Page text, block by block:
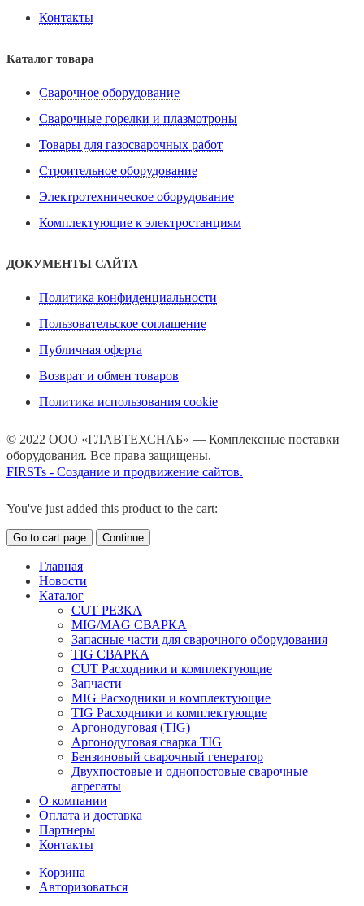
Контакты
Каталог товара
Сварочное оборудование
Сварочные горелки и плазмотроны
Товары для газосварочных работ
Строительное оборудование
Электротехническое оборудование
Комплектующие к электростанциям
ДОКУМЕНТЫ САЙТА
Политика конфиденциальности
Пользовательское соглашение
Публичная оферта
Возврат и обмен товаров
Политика использования cookie
© 2022 ООО «ГЛАВТЕХСНАБ» — Комплексные поставки
оборудования. Все права защищены.
FIRSTs - Создание и продвижение сайтов.
You've just added this product to the cart:
Go to cart page Continue
Главная
Новости
Каталог
CUT РЕЗКА
MIG/MAG СВАРКА
Запасные части для сварочного оборудования
TIG СВАРКА
CUT Расходники и комплектующие
Запчасти
MIG Расходники и комплектующие
TIG Расходники и комплектующие
Аргонодуговая (TIG)
Аргонодуговая сварка TIG
Бензиновый сварочный генератор
Двухпостовые и однопостовые сварочные
агрегаты
О компании
Оплата и доставка
Партнеры
Контакты
Корзина
Авторизоваться